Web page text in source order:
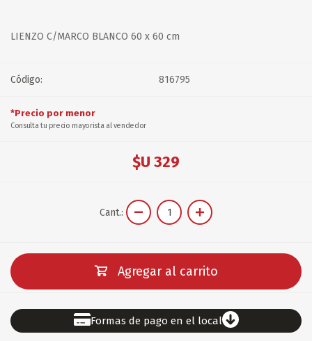
LIENZO C/MARCO BLANCO 60 x 60 cm
Código: 816795
*Precio por menor
Consulta tu precio mayorista al vendedor
$U 329
Cant.:
Agregar al carrito
Formas de pago en el local